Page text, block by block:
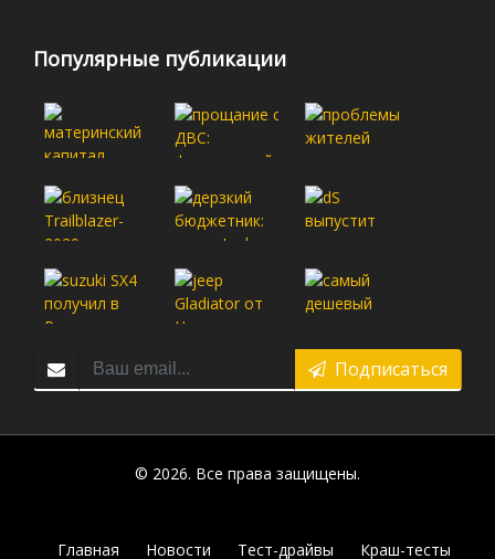
Популярные публикации
Подписаться
© 2026. Все права защищены.
Главная Новости Тест-драйвы
Краш-тесты